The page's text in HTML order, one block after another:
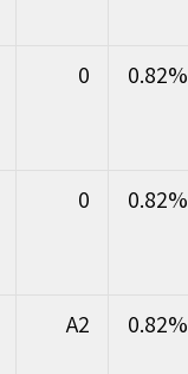
0.82%
0
0.82%
0
0.82%
A2